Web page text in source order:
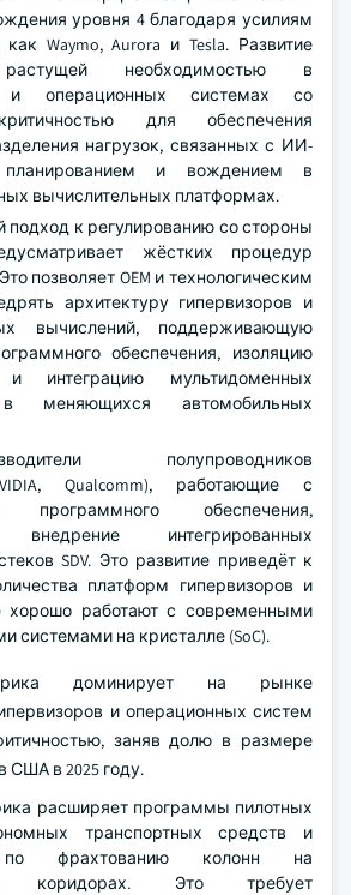
уровня 4 благодаря усилиям
Waymo, Aurora и Tesla. Развитие
растущей необходимостью в
и операционных системах со
для обеспечения
нагрузок, связанных с ИИ-
планированием и вождением в
вычислительных платформах.
подход к регулированию со стороны
жёстких процедур
позволяет OEM и технологическим
архитектуру гипервизоров и
вычислений, поддерживающую
обеспечения, изоляцию
и интеграцию мультидоменных
меняющихся автомобильных
полупроводников
Qualcomm), работающие с
программного обеспечения,
внедрение интегрированных
SDV. Это развитие приведёт к
платформ гипервизоров и
хорошо работают с современными
системами на кристалле (SoC).
доминирует на рынке
и операционных систем
заняв долю в размере
США в 2025 году.
расширяет программы пилотных
транспортных средств и
по фрахтованию колонн на
коридорах. Это требует